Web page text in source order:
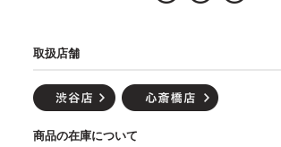
取扱店舗
商品の在庫について